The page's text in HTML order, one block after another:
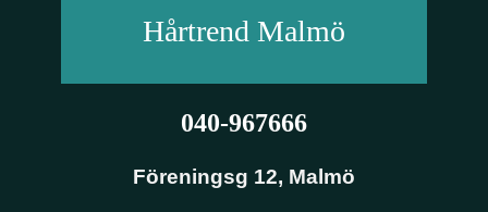
Hårtrend Malmö
040-967666
Föreningsg 12, Malmö